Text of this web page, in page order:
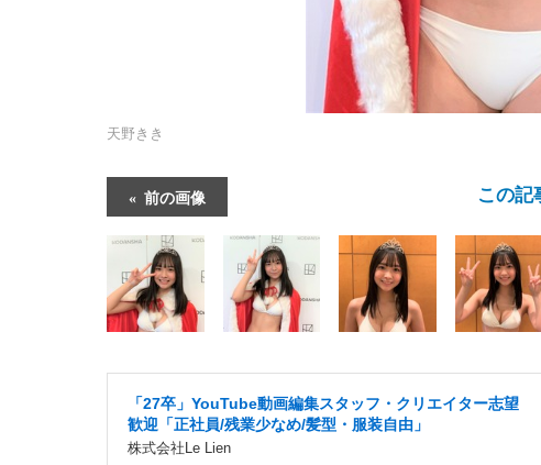
天野きき
前の画像 この記
「27卒」YouTube動画編集スタッフ・クリエイター志望
歓迎「正社員/残業少なめ/髪型・服装自由」
株式会社Le Lien